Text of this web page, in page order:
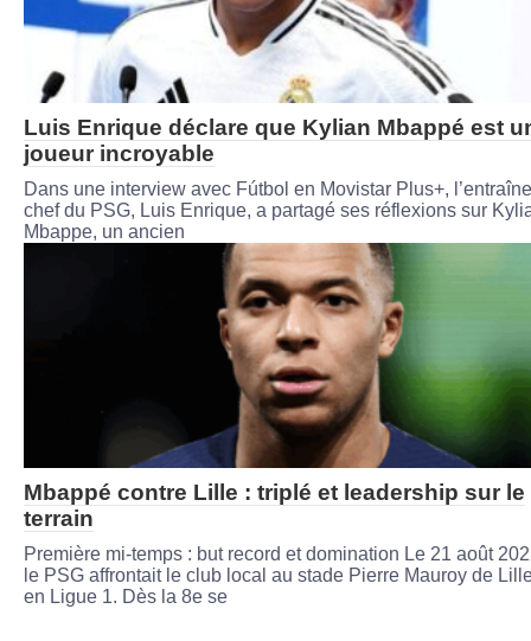
Luis Enrique déclare que Kylian Mbappé est
joueur incroyable
Dans une interview avec Fútbol en Movistar Plus+,
chef du PSG, Luis Enrique, a partagé ses réflexions sur
Mbappe, un ancien
Mbappé contre Lille : triplé et leadership sur le
terrain
Première mi-temps : but record et domination Le 21 août
le PSG affrontait le club local au stade Pierre Mauroy de
en Ligue 1. Dès la 8e se